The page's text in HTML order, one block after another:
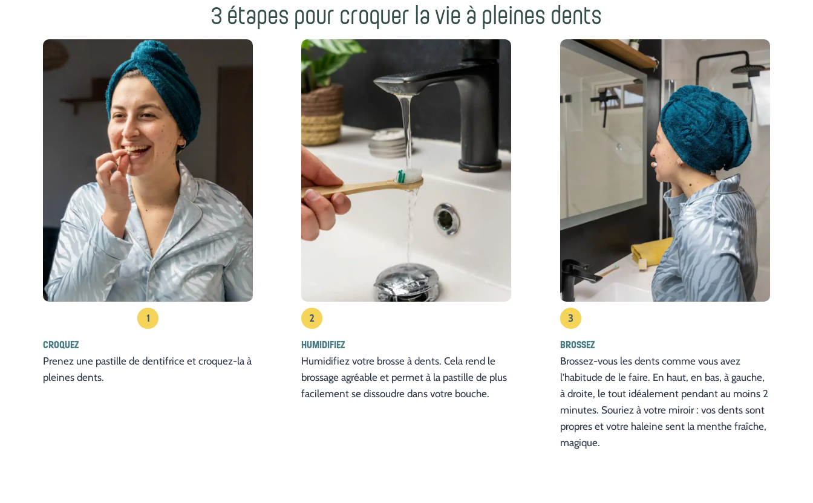
3 étapes pour croquer la vie à pleines dents
1
CROQUEZ
Prenez une pastille de dentifrice et croquez-la à
pleines dents.
2
HUMIDIFIEZ
Humidifiez votre brosse à dents. Cela rend le
brossage agréable et permet à la pastille de plus
facilement se dissoudre dans votre bouche.
3
BROSSEZ
Brossez-vous les dents comme vous avez
l’habitude de le faire. En haut, en bas, à gauche,
à droite, le tout idéalement pendant au moins 2
minutes. Souriez à votre miroir : vos dents sont
propres et votre haleine sent la menthe fraîche,
magique.